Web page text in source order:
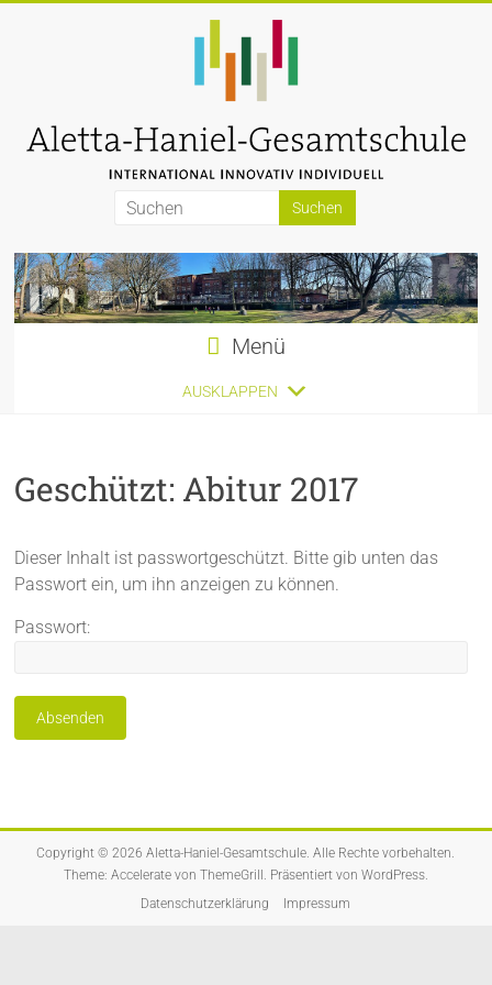
Aletta-
Haniel-
Gesamtschule
Menü
AUSKLAPPEN
Geschützt: Abitur 2017
Dieser Inhalt ist passwortgeschützt. Bitte gib unten das
Passwort ein, um ihn anzeigen zu können.
Passwort:
Copyright © 2026Aletta-Haniel-Gesamtschule. Alle Rechte vorbehalten.
Theme: Acceleratevon ThemeGrill. Präsentiert von WordPress.
Datenschutzerklärung
Impressum